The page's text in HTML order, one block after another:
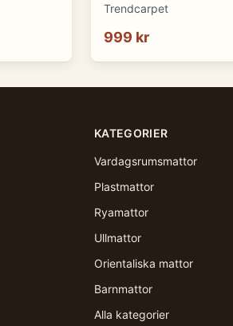
83 x 117 cm)
Trendcarpet
999 kr
KATEGORIER
Vardagsrumsmattor
Plastmattor
Ryamattor
Ullmattor
Orientaliska mattor
Barnmattor
Alla kategorier